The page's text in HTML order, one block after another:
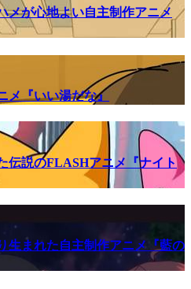
メが心地よい自主制作アニメ
メ『いい湯だな』
伝説のFLASHアニメ『ナイト
生まれた自主制作アニメ『藍の